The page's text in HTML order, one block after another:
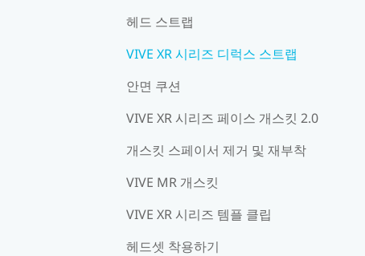
헤드 스트랩
VIVE XR 시리즈 디럭스 스트랩
안면 쿠션
VIVE XR 시리즈 페이스 개스킷 2.0
개스킷 스페이서 제거 및 재부착
VIVE MR 개스킷
VIVE XR 시리즈 템플 클립
헤드셋 착용하기